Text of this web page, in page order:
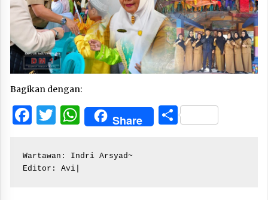
Bagikan dengan:
Facebook
Twitter
WhatsApp
Share Share
Wartawan: Indri Arsyad~
Editor: Avi|